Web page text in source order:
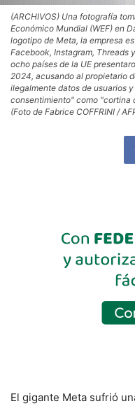
(ARCHIVOS) Una fotografía
Económico Mundial (WEF) en
logotipo de Meta, la empresa
Facebook, Instagram, Threads
ocho países de la UE
2024, acusando al propietario
ilegalmente datos de usuarios
consentimiento" como "cortina
(Foto de Fabrice COFFRINI /
El gigante Meta sufrió